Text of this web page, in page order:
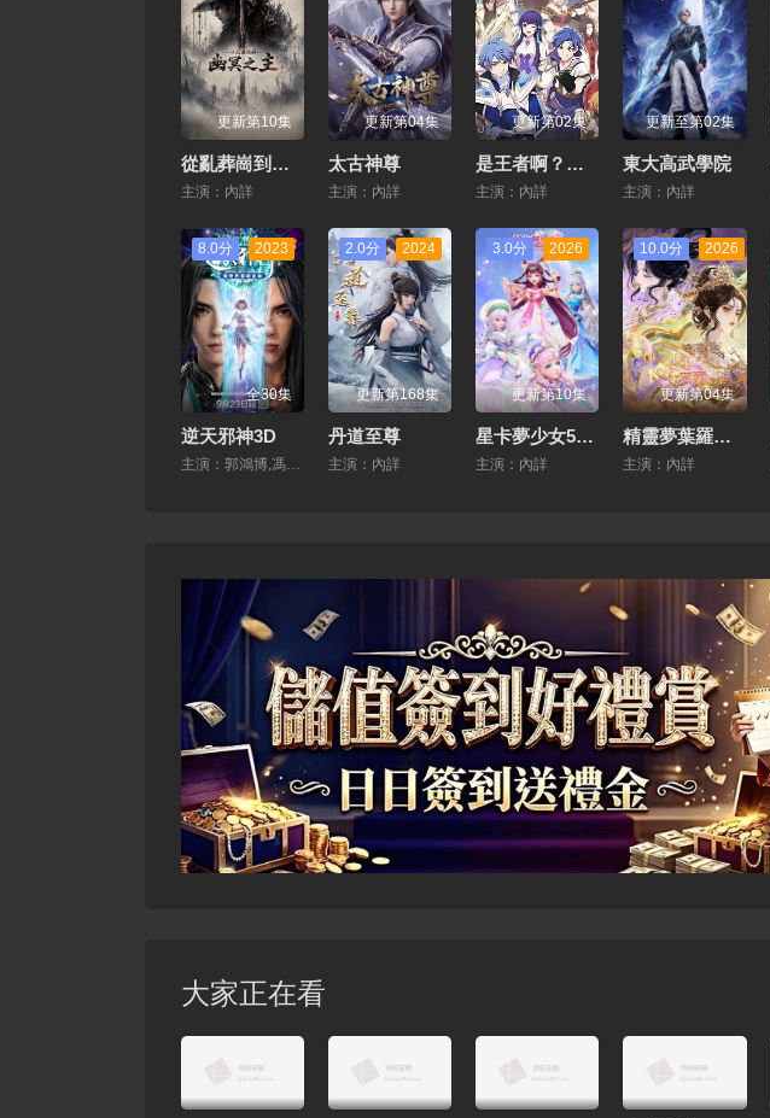
更新第10集
從亂葬崗到幽冥之主
主演：內詳
更新第04集
太古神尊
主演：內詳
更新第02集
是王者啊？第六季
主演：內詳
更新至第02集
東大高武學院
主演：內詳
8.0分 2023
全30集
逆天邪神3D
主演：郭鴻博,馮駿驊,醋醋,筱箏,富貴,沈達威,不一,謝添天
2.0分 2024
更新第168集
丹道至尊
主演：內詳
3.0分 2026
更新第10集
星卡夢少女5奇跡綻放
主演：內詳
10.0分 2026
更新第04集
精靈夢葉羅麗 第十一季（下）
主演：內詳
大家正在看